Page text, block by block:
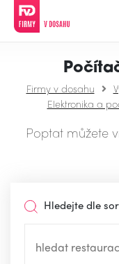
Firmy v dosahu
Elektronika a
Poptat můžete
Hledejte dle